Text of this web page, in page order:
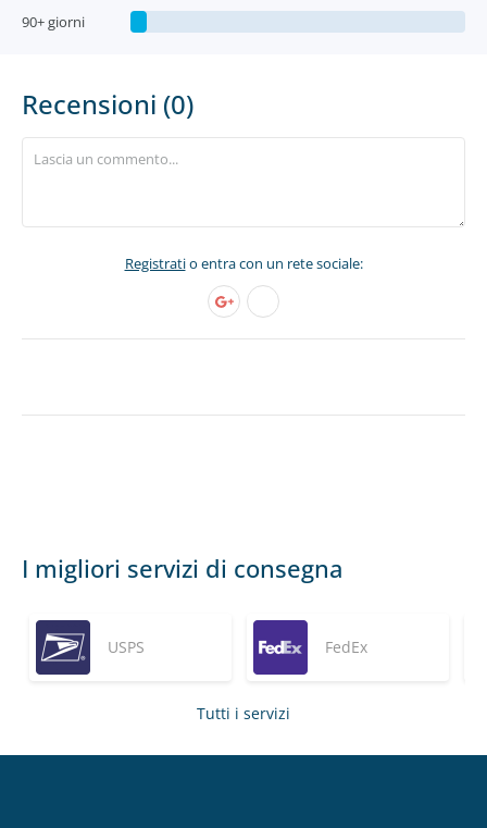
90+ giorni
Recensioni (0)
Registratio entra con un rete sociale:
I migliori servizi di consegna
USPS FedEx
Tutti i servizi